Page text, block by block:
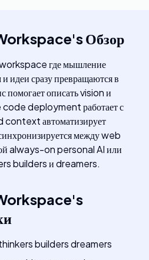
'sОбзор
где мышление
и идеи сразу превращаются в
помогает описать vision и
deployment работает с
автоматизирует
между web
always-on personal AI или
builders и dreamers.
's
builders dreamers